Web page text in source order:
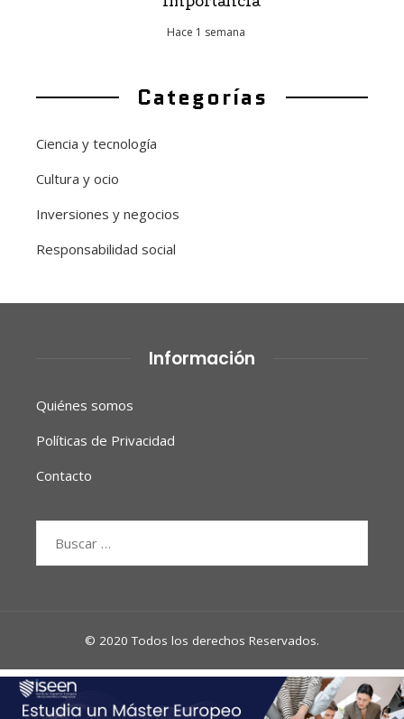
Hace 1 semana
Categorías
Ciencia y tecnología
Cultura y ocio
Inversiones y negocios
Responsabilidad social
Información
Quiénes somos
Políticas de Privacidad
Contacto
© 2020 Todos los derechos Reservados.